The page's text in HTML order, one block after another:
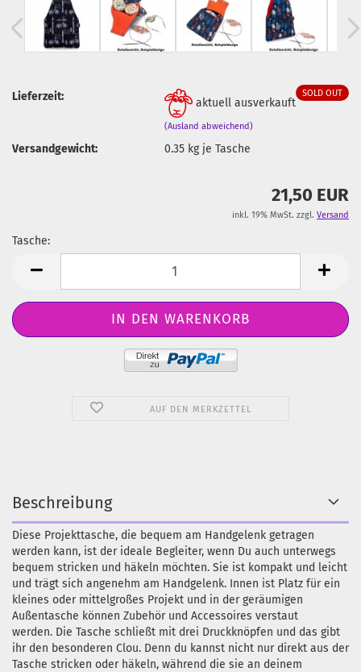
SOLD OUT
Lieferzeit: aktuell ausverkauft
(Ausland abweichend)
Versandgewicht: 0.35 kg je Tasche
21,50 EUR
inkl. 19% MwSt. zzgl. Versand
Tasche:
AUF DEN MERKZETTEL
Beschreibung
Diese Projekttasche, die bequem am Handgelenk getragen
werden kann, ist der ideale Begleiter, wenn Du auch unterwegs
bequem stricken und häkeln möchten. Sie ist kompakt und leicht
und trägt sich angenehm am Handgelenk. Innen ist Platz für ein
kleines oder mittelgroßes Projekt und in der geräumigen
Außentasche können Zubehör und Accessoires verstaut
werden. Die Tasche schließt mit drei Druckknöpfen und das gibt
ihr den besonderen Clou. Denn du kannst nicht nur direkt aus der
Tasche stricken oder häkeln, während die sie an deinem